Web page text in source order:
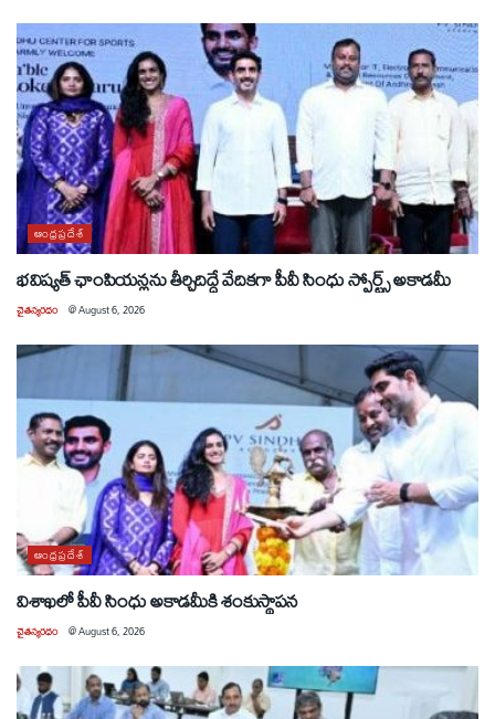
ఆంధ్రప్రదేశ్
భవిష్యత్ ఛాంపియన్లను తీర్చిదిద్దే వేదికగా పీవీ సింధు స్పోర్ట్స్ అకాడమీ
చైతన్యరధం @August 6, 2026
ఆంధ్రప్రదేశ్
విశాఖలో పీవీ సింధు అకాడమీకి శంకుస్థాపన
చైతన్యరధం @August 6, 2026